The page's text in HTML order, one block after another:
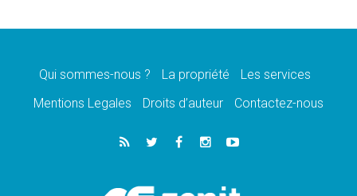
message de paix et de dignité humaine»
«La visite du Pape en Uruguay renforcera
05.08.2026
Le nonce en Ukraine: «Il est inquiétant
Qui sommes-nous ? La propriété
Les services
Mentions Legales
Droits d’auteur Contactez-nous